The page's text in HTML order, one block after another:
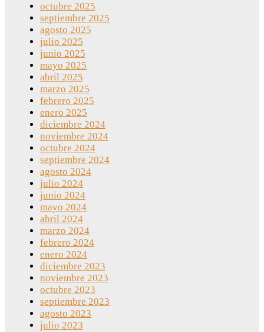
octubre 2025
septiembre 2025
agosto 2025
julio 2025
junio 2025
mayo 2025
abril 2025
marzo 2025
febrero 2025
enero 2025
diciembre 2024
noviembre 2024
octubre 2024
septiembre 2024
agosto 2024
julio 2024
junio 2024
mayo 2024
abril 2024
marzo 2024
febrero 2024
enero 2024
diciembre 2023
noviembre 2023
octubre 2023
septiembre 2023
agosto 2023
julio 2023